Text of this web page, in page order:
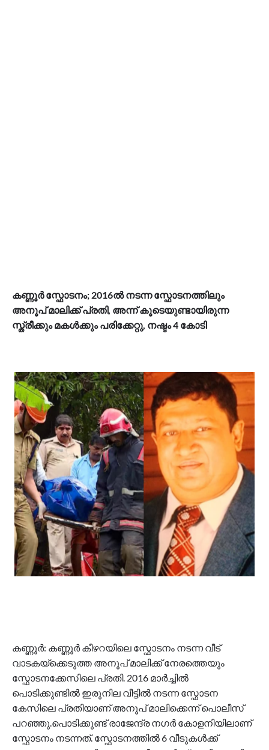
കണ്ണൂർ സ്ഫോടനം; 2016ൽ നടന്ന സ്ഫോടനത്തിലും
അനൂപ് മാലിക്ക് പ്രതി, അന്ന് കൂടെയുണ്ടായിരുന്ന
സ്ത്രീക്കും മകൾക്കും പരിക്കേറ്റു, നഷ്ടം 4 കോടി
കണ്ണൂർ: കണ്ണൂർ കീഴറയിലെ സ്ഫോടനം നടന്ന വീട്
വാടകയ്ക്കെടുത്ത അനൂപ്‌ മാലിക്ക് നേരത്തെയും
സ്ഫോടനക്കേസിലെ പ്രതി. 2016 മാർച്ചിൽ
പൊടിക്കുണ്ടിൽ ഇരുനില വീട്ടിൽ നടന്ന സ്ഫോടന
കേസിലെ പ്രതിയാണ് അനൂപ് മാലിക്കെന്ന് പൊലീസ്
പറഞ്ഞു.പൊടിക്കുണ്ട് രാജേന്ദ്ര നഗർ കോളനിയിലാണ്
സ്ഫോടനം നടന്നത്. സ്ഫോടനത്തിൽ 6 വീടുകൾക്ക്